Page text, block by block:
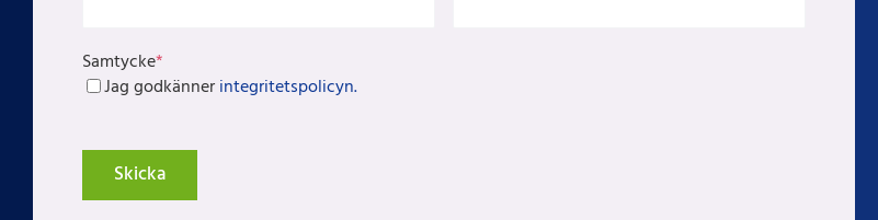
Samtycke*
Jag godkännerintegritetspolicyn.